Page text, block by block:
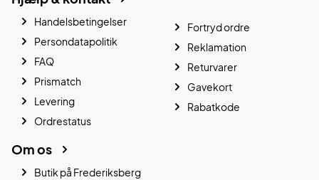
Handelsbetingelser
Persondatapolitik
FAQ
Prismatch
Levering
Ordrestatus
Fortryd ordre
Reklamation
Returvarer
Gavekort
Rabatkode
Om os
Butik på Frederiksberg